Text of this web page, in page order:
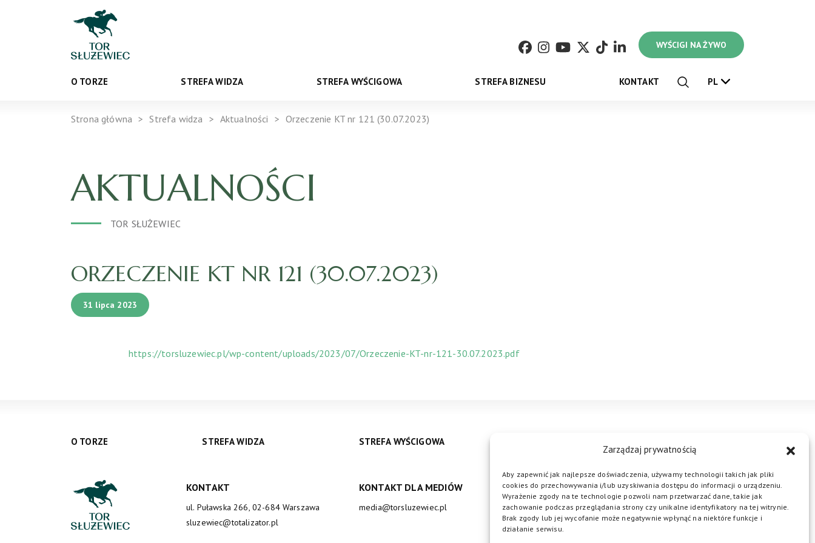
Zarządzaj prywatnością
Aby zapewnić jak najlepsze doświadczenia, używamy technologii takich jak pliki
cookies do przechowywania i/lub uzyskiwania dostępu do informacji o urządzeniu.
Wyrażenie zgody na te technologie pozwoli nam przetwarzać dane, takie jak
zachowanie podczas przeglądania strony czy unikalne identyfikatory na tej witrynie.
Brak zgody lub jej wycofanie może negatywnie wpłynąć na niektóre funkcje i
działanie serwisu.
WYŚCIGI NA ŻYWO
O TORZE STREFA WIDZA STREFA WYŚCIGOWA STREFA BIZNESU KONTAKT PL
Strona główna Strefa widza Aktualności Orzeczenie KT nr 121 (30.07.2023)
AKTUALNOŚCI
TOR SŁUŻEWIEC
ORZECZENIE KT NR 121 (30.07.2023)
31 lipca 2023
https://torsluzewiec.pl/wp-content/uploads/2023/07/Orzeczenie-KT-nr-121-30.07.2023.pdf
O TORZE STREFA WIDZA STREFA WYŚCIGOWA
KONTAKT
ul. Puławska 266, 02-684 Warszawa
sluzewiec@totalizator.pl
KONTAKT DLA MEDIÓW
media@torsluzewiec.pl
DOŁĄCZ DO NAS